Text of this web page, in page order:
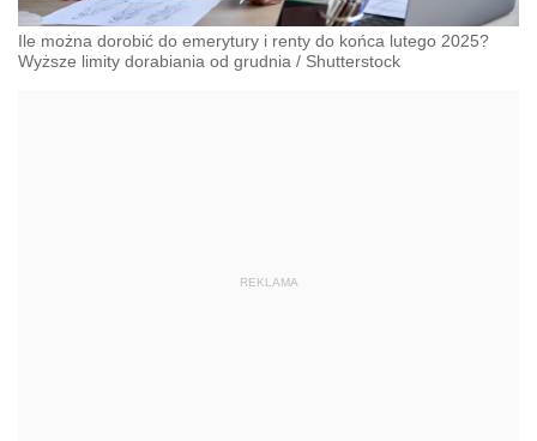
Ile można dorobić do emerytury i renty do końca lutego 2025?
Wyższe limity dorabiania od grudnia / Shutterstock